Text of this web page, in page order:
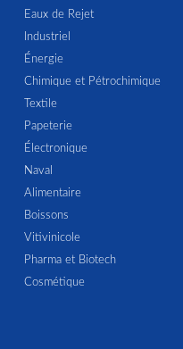
Eaux de Rejet
Industriel
Énergie
Chimique et Pétrochimique
Textile
Papeterie
Électronique
Naval
Alimentaire
Boissons
Vitivinicole
Pharma et Biotech
Cosmétique